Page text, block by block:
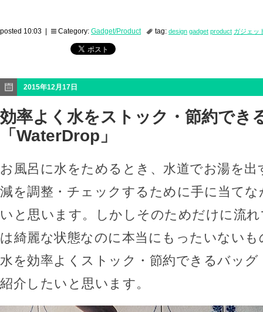
posted 10:03 | Category: Gadget/Product tag: design gadget product ガジェッ
2015年12月17日
効率よく水をストック・節約でき
「WaterDrop」
お風呂に水をためるとき、水道でお湯を出
減を調整・チェックするために手に当て
いと思います。しかしそのためだけに流
は綺麗な状態なのに本当にもったいない
水を効率よくストック・節約できるバッグ
紹介したいと思います。